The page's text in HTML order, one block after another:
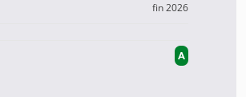
fin 2026
A